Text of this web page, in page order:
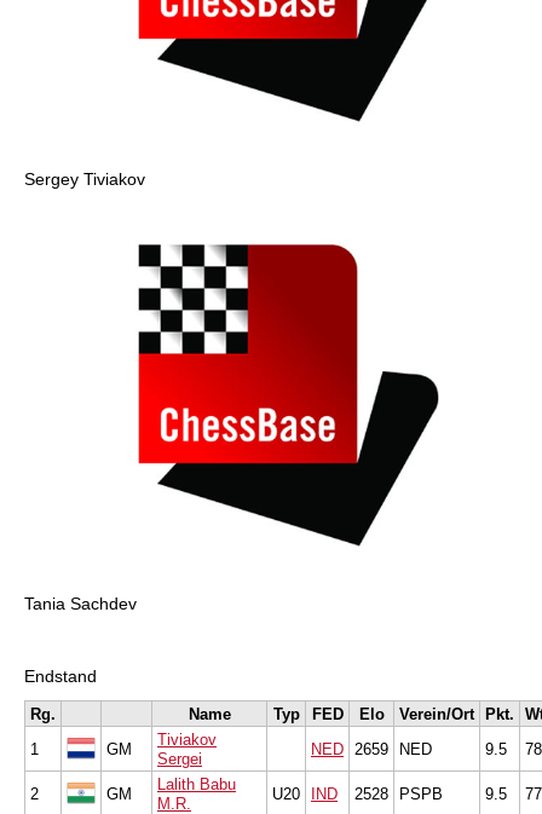
Sergey Tiviakov
Tania Sachdev
Endstand
Rg. Name Typ FED Elo Verein/Ort Pkt.
1
GM
Tiviakov
Sergei
NED 2659 NED 9.5
2 GM
Lalith Babu
M.R.
U20 IND 2528 PSPB 9.5